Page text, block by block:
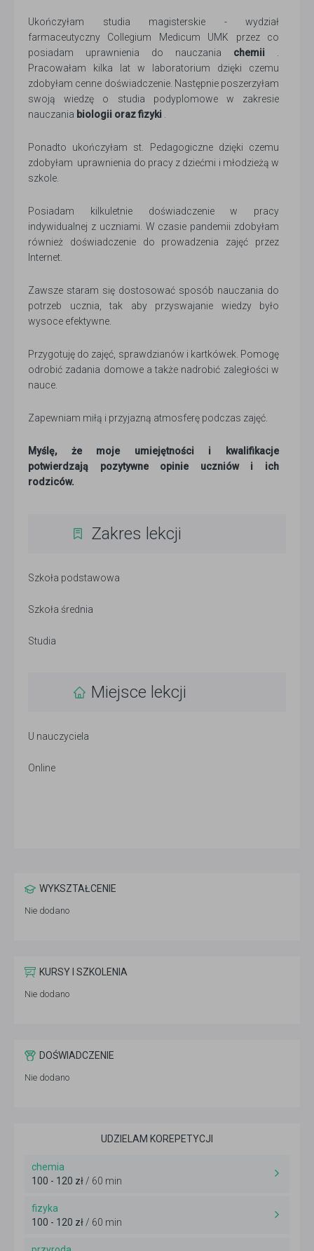
Ukończyłam studia magisterskie - wydział
farmaceutyczny Collegium Medicum UMK przez co
posiadam uprawnienia do nauczania chemii .
Pracowałam kilka lat w laboratorium dzięki czemu
zdobyłam cenne doświadczenie. Następnie poszerzyłam
swoją wiedzę o studia podyplomowe w zakresie
nauczania biologii oraz fizyki .
Ponadto ukończyłam st. Pedagogiczne dzięki czemu
zdobyłam uprawnienia do pracy z dziećmi i młodzieżą w
szkole.
Posiadam kilkuletnie doświadczenie w pracy
indywidualnej z uczniami. W czasie pandemii zdobyłam
również doświadczenie do prowadzenia zajęć przez
Internet.
Zawsze staram się dostosować sposób nauczania do
potrzeb ucznia, tak aby przyswajanie wiedzy było
wysoce efektywne.
Przygotuję do zajęć, sprawdzianów i kartkówek. Pomogę
odrobić zadania domowe a także nadrobić zaległości w
nauce.
Zapewniam miłą i przyjazną atmosferę podczas zajęć.
Myślę, że moje umiejętności i kwalifikacje
potwierdzają pozytywne opinie uczniów i ich
rodziców.
Zakres lekcji
Szkoła podstawowa
Szkoła średnia
Studia
Miejsce lekcji
U nauczyciela
Online
WYKSZTAŁCENIE
Nie dodano
KURSY I SZKOLENIA
Nie dodano
DOŚWIADCZENIE
Nie dodano
UDZIELAM KOREPETYCJI
chemia
100 - 120 zł/ 60 min
fizyka
100 - 120 zł/ 60 min